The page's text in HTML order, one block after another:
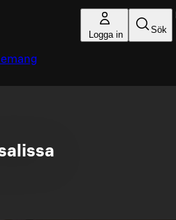
Logga in Sök